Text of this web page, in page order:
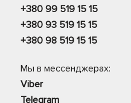
+380 99 519 15 15
+380 93 519 15 15
+380 98 519 15 15
Мы в мессенджерах:
Viber
Telegram